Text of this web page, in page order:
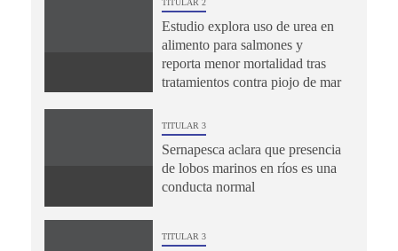
Estudio explora uso de urea en
alimento para salmones y
reporta menor mortalidad tras
tratamientos contra piojo de mar
TITULAR 3
Sernapesca aclara que presencia
de lobos marinos en ríos es una
conducta normal
TITULAR 3